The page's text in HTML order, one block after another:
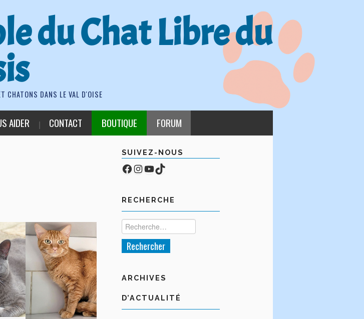
du Chat Libre du
CHATONS DANS LE VAL D'OISE
AIDER CONTACT BOUTIQUE FORUM
SUIVEZ-NOUS
Facebook
Compte Instagram
YouTube
TikTok
RECHERCHE
ARCHIVES
D’ACTUALITÉ